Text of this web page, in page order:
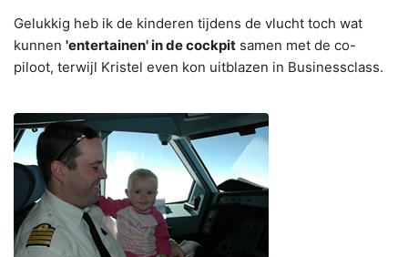
Gelukkig heb ik de kinderen tijdens de vlucht toch wat
kunnen 'entertainen' in de cockpit samen met de co-
piloot, terwijl Kristel even kon uitblazen in Businessclass.